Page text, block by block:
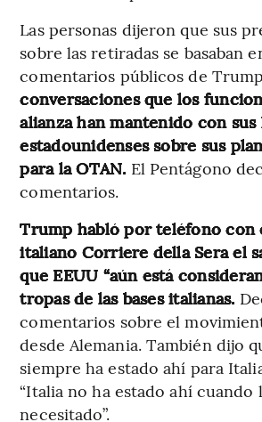
Las personas dijeron que sus
sobre las retiradas se basaban
comentarios públicos de
conversaciones que los
alianza han mantenido con
estadounidenses sobre sus
para la OTAN. El Pentágono
comentarios.
Trump habló por teléfono con
italiano Corriere della Sera el
que EEUU “aún está
tropas de las bases italianas.
comentarios sobre el
desde Alemania. También dijo
siempre ha estado ahí para
“Italia no ha estado ahí cuando
necesitado”.